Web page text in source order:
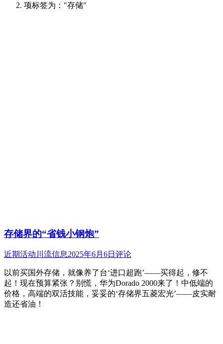
项标签为："存储"
存储界的“省钱小钢炮”
近期活动 川流信息2025年6月6日 评论
以前买国外存储，就像养了台‘进口超跑’——买得起，修不
起！现在预算紧张？别慌，华为Dorado 2000来了！中低端的
价格，高端的双活技能，妥妥的‘存储界五菱宏光’——皮实耐
造还省油！